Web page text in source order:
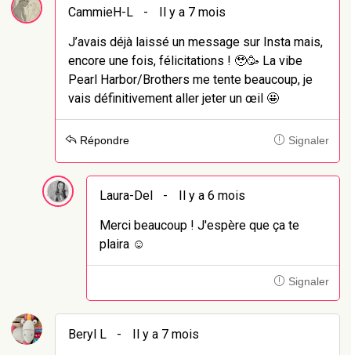
CammieH-L -
Il y a 7 mois
J’avais déjà laissé un message sur Insta mais,
encore une fois, félicitations ! 🥹🥳 La vibe
Pearl Harbor/Brothers me tente beaucoup, je
vais définitivement aller jeter un œil 🤩
Répondre Signaler
Laura-Del -
Il y a 6 mois
Merci beaucoup ! J'espère que ça te
plaira ☺️
Signaler
Beryl L -
Il y a 7 mois